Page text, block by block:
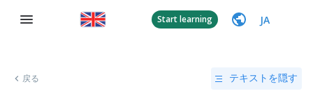
Start learning JA
戻る テキストを隠す